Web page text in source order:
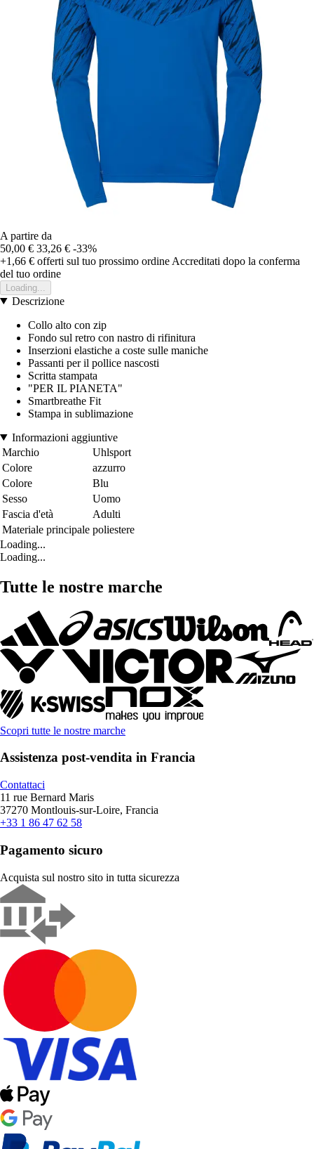
A partire da
50,00 € 33,26 € -33%
+1,66 € offerti sul tuo prossimo ordine Accreditati dopo la conferma
del tuo ordine
Loading...
Descrizione
Collo alto con zip
Fondo sul retro con nastro di rifinitura
Inserzioni elastiche a coste sulle maniche
Passanti per il pollice nascosti
Scritta stampata
"PER IL PIANETA"
Smartbreathe Fit
Stampa in sublimazione
Informazioni aggiuntive
Marchio
Uhlsport
Colore
azzurro
Colore
Blu
Sesso
Uomo
Fascia d'età
Adulti
Materiale principale poliestere
Loading...
Loading...
Tutte le nostre marche
Scopri tutte le nostre marche
Assistenza post-vendita in Francia
Contattaci
11 rue Bernard Maris
37270 Montlouis-sur-Loire, Francia
+33 1 86 47 62 58
Pagamento sicuro
Acquista sul nostro sito in tutta sicurezza